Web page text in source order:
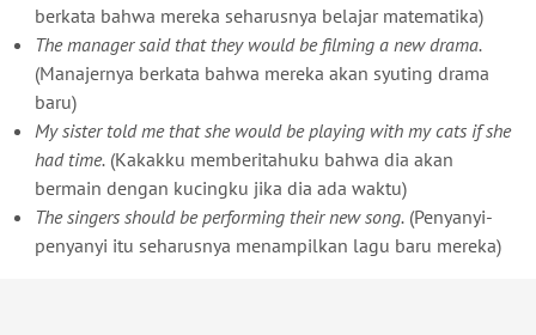
berkata bahwa mereka seharusnya belajar matematika)
The manager said that they would be filming a new drama.
(Manajernya berkata bahwa mereka akan syuting drama
baru)
My sister told me that she would be playing with my cats if she
had time. (Kakakku memberitahuku bahwa dia akan
bermain dengan kucingku jika dia ada waktu)
The singers should be performing their new song. (Penyanyi-
penyanyi itu seharusnya menampilkan lagu baru mereka)